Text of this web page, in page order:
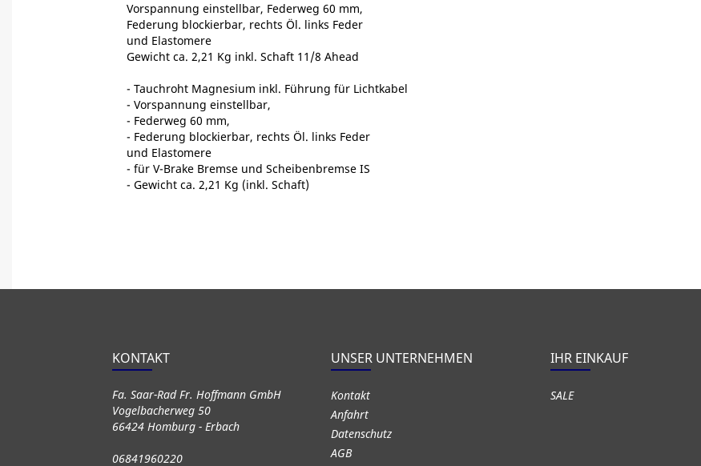
Vorspannung einstellbar, Federweg 60 mm,
Federung blockierbar, rechts Öl. links Feder
und Elastomere
Gewicht ca. 2,21 Kg inkl. Schaft 11/8 Ahead
- Tauchroht Magnesium inkl. Führung für Lichtkabel
- Vorspannung einstellbar,
- Federweg 60 mm,
- Federung blockierbar, rechts Öl. links Feder
und Elastomere
- für V-Brake Bremse und Scheibenbremse IS
- Gewicht ca. 2,21 Kg (inkl. Schaft)
KONTAKT
Fa. Saar-Rad Fr. Hoffmann GmbH
Vogelbacherweg 50
66424 Homburg - Erbach
06841960220
UNSER UNTERNEHMEN
Kontakt
Anfahrt
Datenschutz
AGB
IHR EINKAUF
SALE